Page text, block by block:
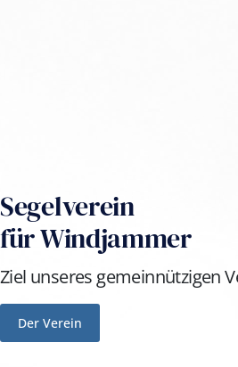
Segelverein
für Windjammer
Ziel unseres gemeinnützigen
Der Verein